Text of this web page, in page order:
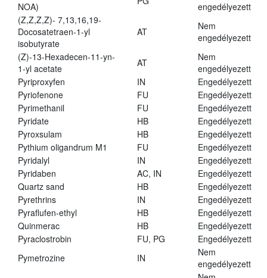
NOA)
engedélyezett
(Z,Z,Z,Z)- 7,13,16,19-
Docosatetraen-1-yl
isobutyrate
AT
Nem
engedélyezett
(Z)-13-Hexadecen-11-yn-
1-yl acetate
AT
Nem
engedélyezett
Pyriproxyfen
IN
Engedélyezett
Pyriofenone
FU
Engedélyezett
Pyrimethanil
FU
Engedélyezett
Pyridate
HB
Engedélyezett
Pyroxsulam
HB
Engedélyezett
Pythium oligandrum M1
FU
Engedélyezett
Pyridalyl
IN
Engedélyezett
Pyridaben
AC, IN
Engedélyezett
Quartz sand
HB
Engedélyezett
Pyrethrins
IN
Engedélyezett
Pyraflufen-ethyl
HB
Engedélyezett
Quinmerac
HB
Engedélyezett
Pyraclostrobin
FU, PG
Engedélyezett
Pymetrozine
IN
Nem
engedélyezett